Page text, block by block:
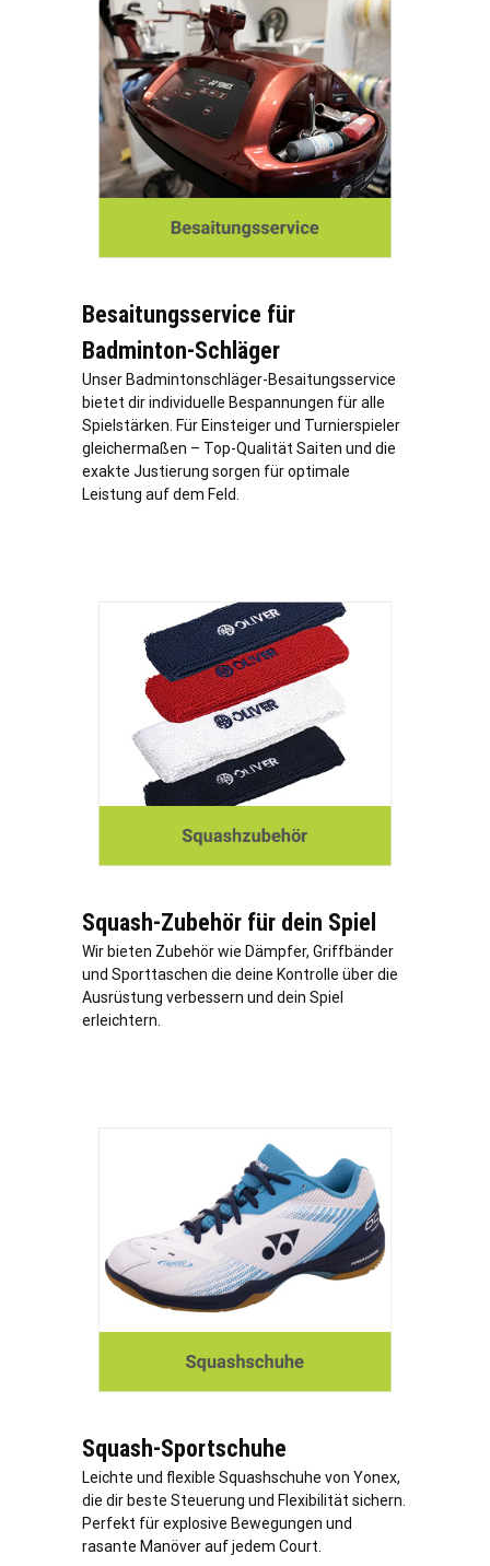
Besaitungsservice für
Badminton-Schläger
Unser Badmintonschläger-Besaitungsservice
bietet dir individuelle Bespannungen für alle
Spielstärken. Für Einsteiger und Turnierspieler
gleichermaßen – Top-Qualität Saiten und die
exakte Justierung sorgen für optimale
Leistung auf dem Feld.
Squash-Zubehör für dein Spiel
Wir bieten Zubehör wie Dämpfer, Griffbänder
und Sporttaschen die deine Kontrolle über die
Ausrüstung verbessern und dein Spiel
erleichtern.
Squash-Sportschuhe
Leichte und flexible Squashschuhe von Yonex,
die dir beste Steuerung und Flexibilität sichern.
Perfekt für explosive Bewegungen und
rasante Manöver auf jedem Court.